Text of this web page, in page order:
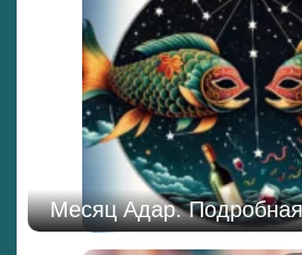
Месяц Адар.